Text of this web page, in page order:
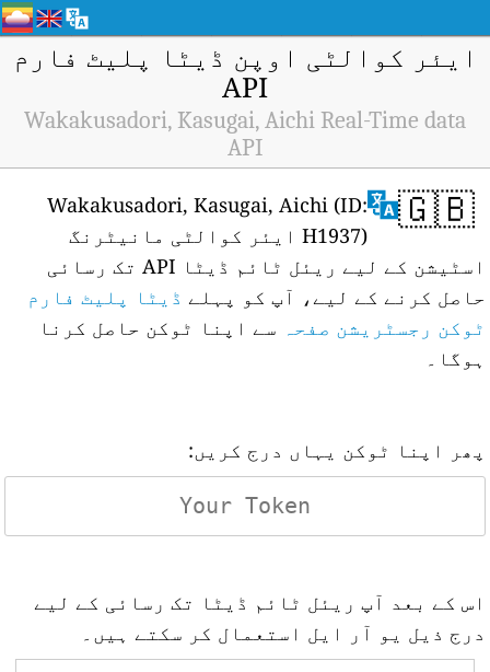
ایئر کوالٹی اوپن ڈیٹا پلیٹ فارم
API
Wakakusadori, Kasugai, Aichi Real-Time data
API
🇬🇧
Wakakusadori, Kasugai, Aichi (ID:
H1937) ایئر کوالٹی مانیٹرنگ
اسٹیشن کے لیے ریئل ٹائم ڈیٹا API تک رسائی
حاصل کرنے کے لیے، آپ کو پہلے ڈیٹا پلیٹ فارم
ٹوکن رجسٹریشن صفحہ سے اپنا ٹوکن حاصل کرنا
ہوگا۔
پھر اپنا ٹوکن یہاں درج کریں:
اس کے بعد آپ ریئل ٹائم ڈیٹا تک رسائی کے لیے
درج ذیل یو آر ایل استعمال کر سکتے ہیں۔